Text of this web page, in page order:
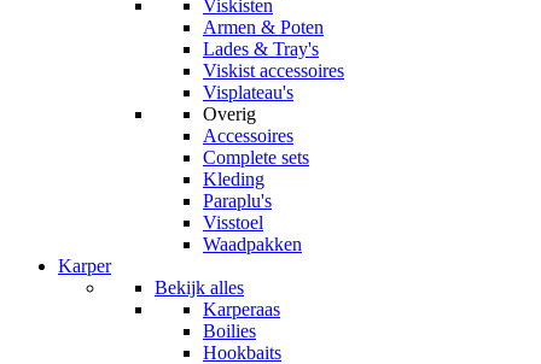
Viskisten
Armen & Poten
Lades & Tray's
Viskist accessoires
Visplateau's
Overig
Accessoires
Complete sets
Kleding
Paraplu's
Visstoel
Waadpakken
Karper
Bekijk alles
Karperaas
Boilies
Hookbaits